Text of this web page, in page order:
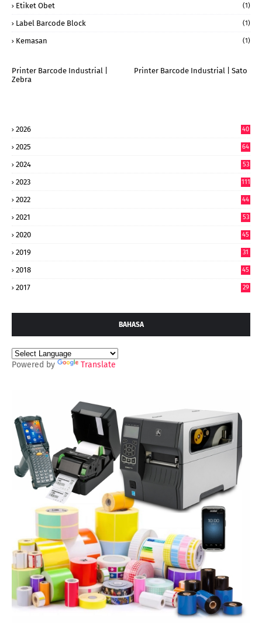
Etiket Obet (1)
Label Barcode Block (1)
Kemasan (1)
Printer Barcode Industrial |
Zebra
Printer Barcode Industrial | Sato
2026
40
2025
64
2024
53
2023 111
2022
44
2021 53
2020 45
2019 31
2018 45
2017 29
BAHASA
Powered by Translate